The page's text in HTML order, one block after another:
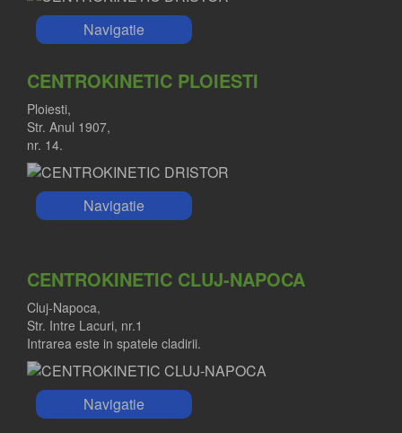
Navigatie
CENTROKINETIC PLOIESTI
Ploiesti,
Str. Anul 1907,
nr. 14.
Navigatie
CENTROKINETIC CLUJ-NAPOCA
Cluj-Napoca,
Str. Intre Lacuri, nr.1
Intrarea este in spatele cladirii.
Navigatie